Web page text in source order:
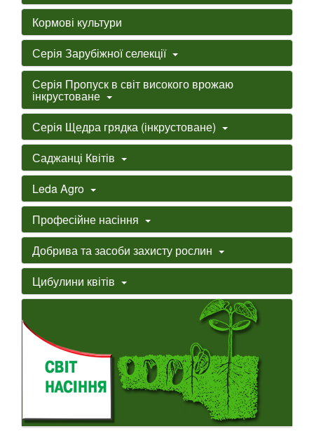
Кормові культури
Серія Зарубіжної селекції
Серія Пропуск в світ високого врожаю
інкрустоване
Серія Щедра грядка (інкрустоване)
Саджанці Квітів
Leda Agro
Професійне насіння
Добрива та засоби захисту рослин
Цибулини квітів